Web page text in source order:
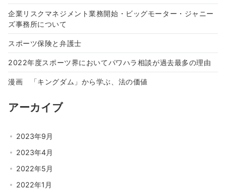
企業リスクマネジメント業務開始・ビッグモーター・ジャニー
ズ事務所について
スポーツ保険と弁護士
2022年度スポーツ界においてパワハラ相談が過去最多の理由
漫画 「キングダム」から学ぶ、法の価値
アーカイブ
2023年9月
2023年4月
2022年5月
2022年1月